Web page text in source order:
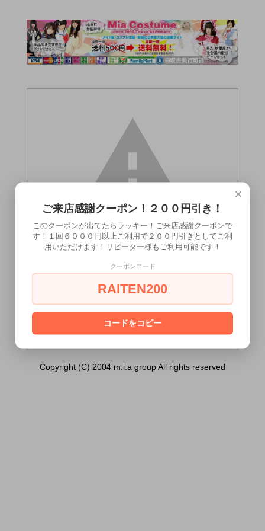
イト ～果てしない興奮～）は18歳未満の
[ はい ] [ いいえ ]
Copyright (C) 2004 m.i.a group All rights reserved
×
ご来店感謝クーポン！２００円引き！
このクーポンが出てたらラッキー！ご来店感謝クーポンで
す！１回６０００円以上ご利用で２００円引きとしてご利
用いただけます！リピーター様もご利用可能です！
クーポンコード
RAITEN200
コードをコピー